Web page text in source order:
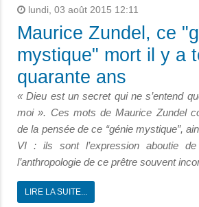
lundi, 03 août 2015 12:11
Maurice Zundel, ce
mystique" mort il y a
quarante ans
« Dieu est un secret qui ne s’entend
moi ». Ces mots de Maurice Zundel
de la pensée de ce “génie mystique”,
VI : ils sont l’expression aboutie
l’anthropologie de ce prêtre souvent
LIRE LA SUITE...